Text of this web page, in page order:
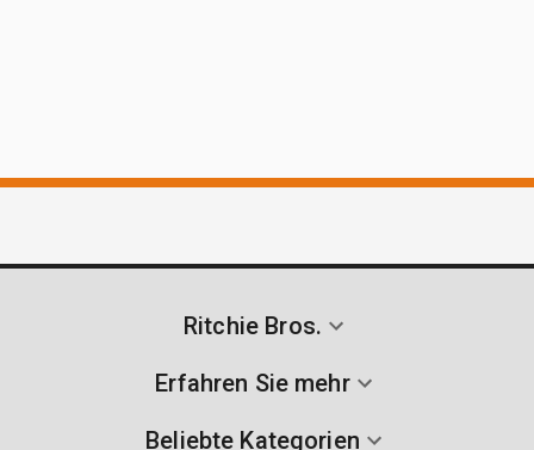
Ritchie Bros.
Erfahren Sie mehr
Beliebte Kategorien